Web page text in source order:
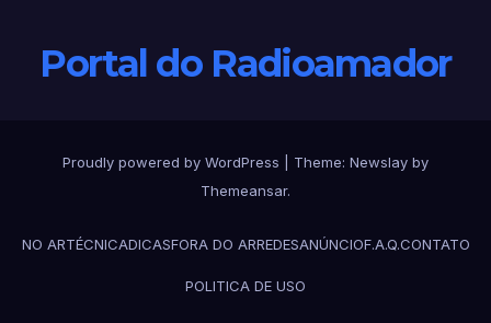
Portal do Radioamador
Proudly powered by WordPress Theme: Newslay by
Themeansar.
NO ARTÉCNICADICASFORA DO ARREDESANÚNCIOF.A.Q.CONTATO
POLITICA DE USO